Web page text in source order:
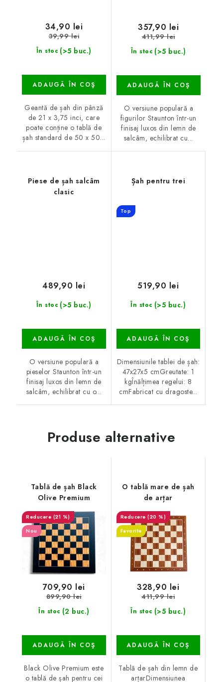
În stoc (>5 buc.)
34,90 lei
39,99 lei
ADAUGĂ ÎN COŞ
Geantă de șah din pânză
de 21 x 3,75 inci, care
poate conține o tablă de
șah standard de 50 x 50...
În stoc (>5 buc.)
357,90 lei
411,99 lei
ADAUGĂ ÎN COŞ
O versiune populară a
figurilor Staunton într-un
finisaj luxos din lemn de
salcâm, echilibrat cu...
Piese de șah salcâm
clasic
În stoc (>5 buc.)
489,90 lei
ADAUGĂ ÎN COŞ
O versiune populară a
pieselor Staunton într-un
finisaj luxos din lemn de
salcâm, echilibrat cu o...
Șah pentru trei
Top
În stoc (>5 buc.)
519,90 lei
ADAUGĂ ÎN COŞ
Dimensiunile tablei de șah:
47x27x5 cmGreutate: 1
kgÎnălțimea regelui: 8
cmFabricat cu dragoste...
Produse alternative
Tablă de șah Black
Olive Premium
(21 %)
Nou
În stoc (2 buc.)
709,90 lei
899,90 lei
ADAUGĂ ÎN COŞ
Black Olive Premium este
o tablă de șah pentru cei
O tablă mare de șah
de arțar
(20 %)
Favorite
În stoc (>5 buc.)
328,90 lei
411,99 lei
ADAUGĂ ÎN COŞ
Tablă de șah din lemn de
arțarDimensiunea